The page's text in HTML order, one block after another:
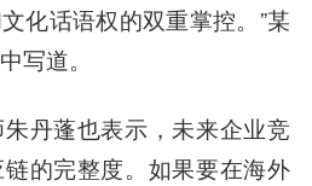
化话语权的双重掌控。”某
写道。
丹蓬也表示，未来企业竞
的完整度。如果要在海外